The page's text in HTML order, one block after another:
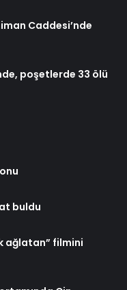
Caddesi’nde
poşetlerde 33 ölü
buldu
ağlatan” filmini